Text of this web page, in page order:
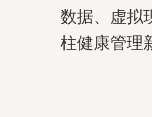
数据、虚拟
柱健康管理